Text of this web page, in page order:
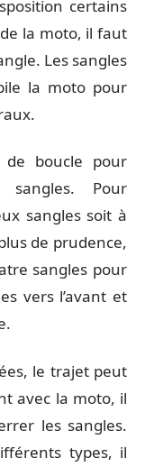
certains
la moto, il faut
Les sangles
la moto pour
de boucle pour
sangles. Pour
sangles soit à
de prudence,
sangles pour
vers l’avant et
le trajet peut
avec la moto, il
les sangles.
types, il